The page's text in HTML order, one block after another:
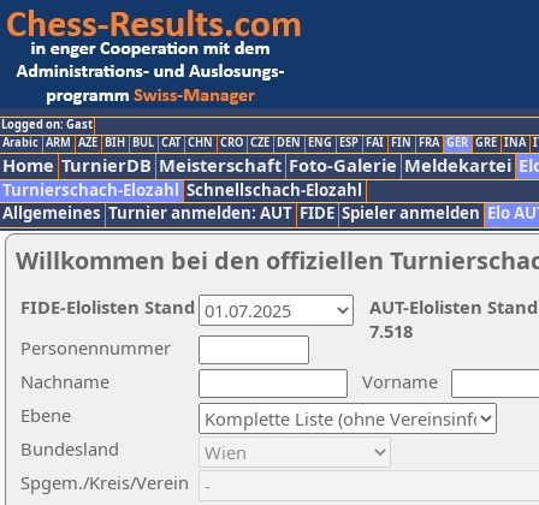
Logged on: Gast
Arabic ARM AZE BIH BUL CAT CHN CRO CZE DEN ENG ESP FAI FIN FRA GER GRE INA
Home TurnierDB Meisterschaft Foto-Galerie Meldekartei
Turnierschach-Elozahl Schnellschach-Elozahl
Allgemeines Turnier anmelden: AUT FIDE Spieler anmelden Elo
Willkommen bei den offiziellen
Nachname
Vorname
Ebene
Personennummer
Bundesland
Spgem./Kreis/Verein
AUT-Elolisten
7.518
FIDE-Elolisten Stand